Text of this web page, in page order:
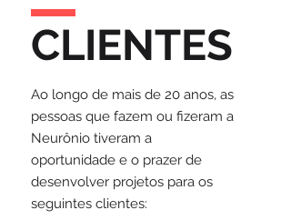
CLIENTES
Ao longo de mais de 20 anos, as
pessoas que fazem ou fizeram a
Neurônio tiveram a
oportunidade e o prazer de
desenvolver projetos para os
seguintes clientes: